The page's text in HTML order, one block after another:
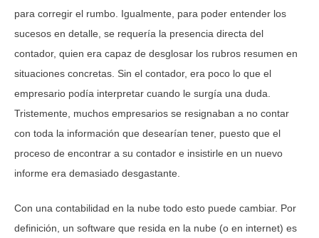
para corregir el rumbo. Igualmente, para poder entender los
sucesos en detalle, se requería la presencia directa del
contador, quien era capaz de desglosar los rubros resumen en
situaciones concretas. Sin el contador, era poco lo que el
empresario podía interpretar cuando le surgía una duda.
Tristemente, muchos empresarios se resignaban a no contar
con toda la información que desearían tener, puesto que el
proceso de encontrar a su contador e insistirle en un nuevo
informe era demasiado desgastante.
Con una contabilidad en la nube todo esto puede cambiar. Por
definición, un software que resida en la nube (o en internet) es